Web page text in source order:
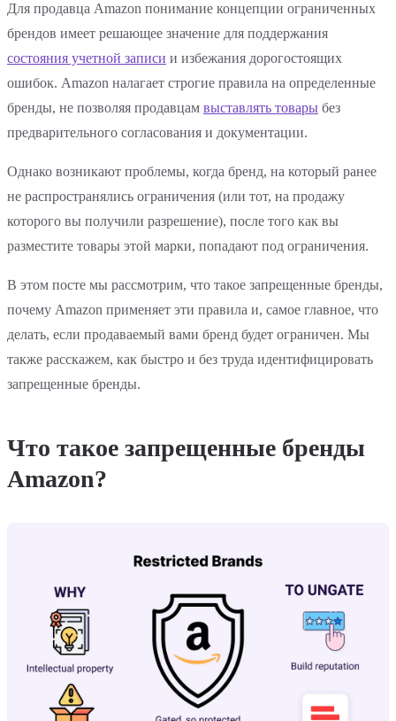
Для продавца Amazon понимание концепции ограниченных
брендов имеет решающее значение для поддержания
состояния учетной записи и избежания дорогостоящих
ошибок. Amazon налагает строгие правила на определенные
бренды, не позволяя продавцам выставлять товары без
предварительного согласования и документации.
Однако возникают проблемы, когда бренд, на который ранее
не распространялись ограничения (или тот, на продажу
которого вы получили разрешение), после того как вы
разместите товары этой марки, попадают под ограничения.
В этом посте мы рассмотрим, что такое запрещенные бренды,
почему Amazon применяет эти правила и, самое главное, что
делать, если продаваемый вами бренд будет ограничен. Мы
также расскажем, как быстро и без труда идентифицировать
запрещенные бренды.
Что такое запрещенные бренды
Amazon?